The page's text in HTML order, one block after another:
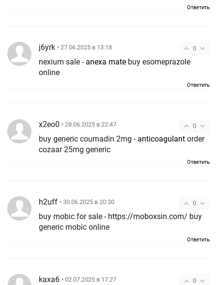
Ответить
0
j6yrk • 27.06.2025 в 13:18
nexium sale - anexa mate
online
Ответить
0
x2eo0 • 28.06.2025 в 22:47
buy generic coumadin 2mg - anticoagulant
cozaar 25mg generic
Ответить
0
h2uff • 30.06.2025 в 20:30
buy mobic for sale - https://moboxsin.com/ buy
generic mobic online
Ответить
0
kaxa6 • 02.07.2025 в 17:27